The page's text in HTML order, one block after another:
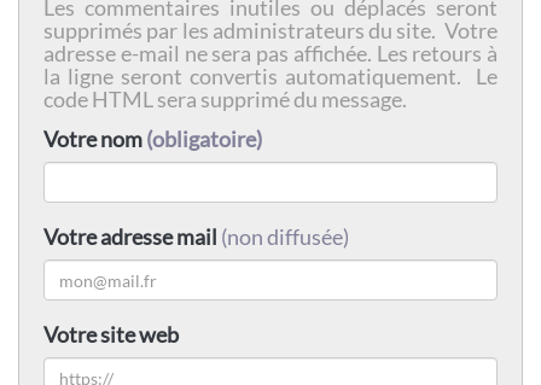
Les commentaires inutiles ou déplacés seront
supprimés par les administrateurs du site. Votre
adresse e-mail ne sera pas affichée. Les retours à
la ligne seront convertis automatiquement. Le
code HTML sera supprimé du message.
Votre nom(obligatoire)
Votre adresse mail (non diffusée)
Votre site web